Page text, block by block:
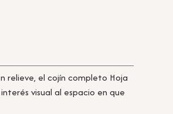
relieve, el cojín completo Hoja
visual al espacio en que